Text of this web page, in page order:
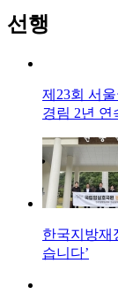
선행
제23회 서
경림 2년 연
한국지방재
습니다’